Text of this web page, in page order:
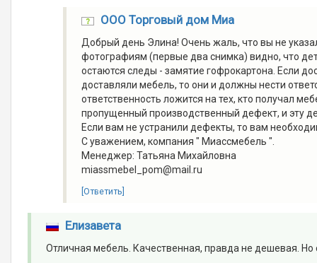
ООО Торговый дом Миа
Добрый день Элина! Очень жаль, что вы не
фотографиям (первые два снимка) видно, что
остаются следы - замятие гофрокартона. Если
доставляли мебель, то они и должны нести
ответственность ложится на тех, кто получал
пропущенный производственный дефект, и эту
Если вам не устранили дефекты, то вам
С уважением, компания " Миассмебель ".
Менеджер: Татьяна Михайловна
miassmebel_pom@mail.ru
[Ответить]
Елизавета
Отличная мебель. Качественная, правда не дешевая. Но